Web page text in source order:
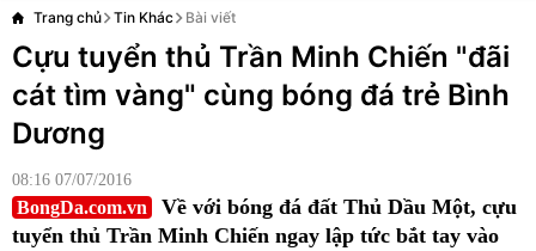
Trang chủ Tin Khác Bài viết
Cựu tuyển thủ Trần Minh Chiến "đãi
cát tìm vàng" cùng bóng đá trẻ Bình
Dương
08:16 07/07/2016
BongDa.com.vn
Về với bóng đá đất Thủ Dầu Một, cựu
tuyển thủ Trần Minh Chiến ngay lập tức bắt tay vào